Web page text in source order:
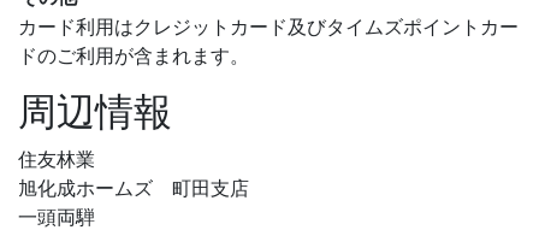
カード利用はクレジットカード及びタイムズポイントカー
ドのご利用が含まれます。
周辺情報
住友林業
旭化成ホームズ 町田支店
一頭両騨